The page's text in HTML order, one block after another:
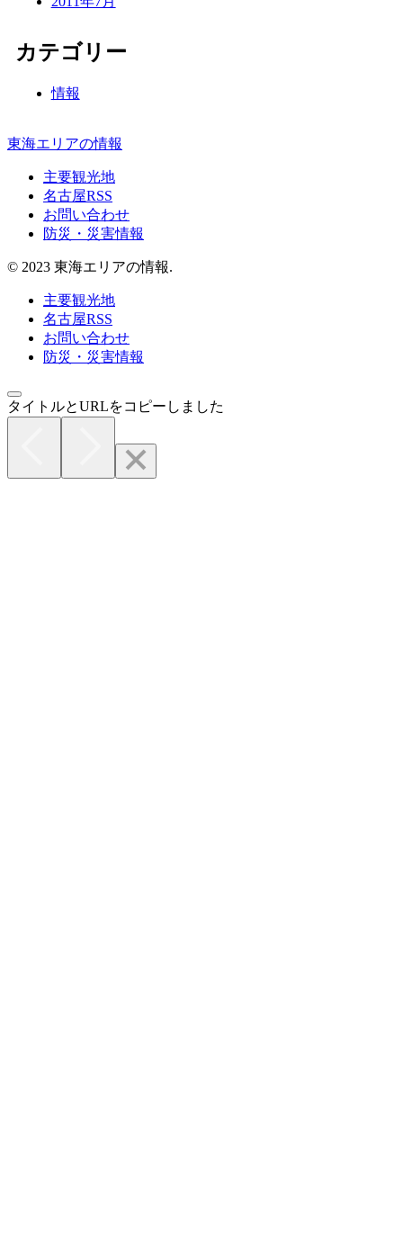
カテゴリー
情報
東海エリアの情報
主要観光地
名古屋RSS
お問い合わせ
防災・災害情報
© 2023 東海エリアの情報.
主要観光地
名古屋RSS
お問い合わせ
防災・災害情報
タイトルとURLをコピーしました